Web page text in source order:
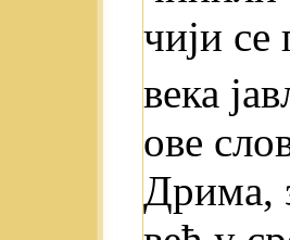
чији
века
ове
Дрима,